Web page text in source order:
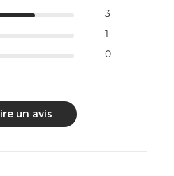
3
1
0
un avis